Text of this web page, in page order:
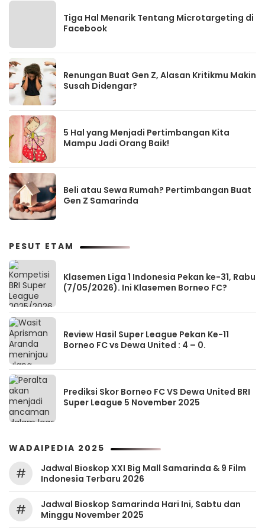
Tiga Hal Menarik Tentang Microtargeting di
Facebook
Renungan Buat Gen Z, Alasan Kritikmu Makin
Susah Didengar?
5 Hal yang Menjadi Pertimbangan Kita
Mampu Jadi Orang Baik!
Beli atau Sewa Rumah? Pertimbangan Buat
Gen Z Samarinda
PESUT ETAM
Klasemen Liga 1 Indonesia Pekan ke-31, Rabu
(7/05/2026). Ini Klasemen Borneo FC?
Review Hasil Super League Pekan Ke-11
Borneo FC vs Dewa United : 4 – 0.
Prediksi Skor Borneo FC VS Dewa United BRI
Super League 5 November 2025
WADAIPEDIA 2025
#
Jadwal Bioskop XXI Big Mall Samarinda & 9 Film
Indonesia Terbaru 2026
#
Jadwal Bioskop Samarinda Hari Ini, Sabtu dan
Minggu November 2025